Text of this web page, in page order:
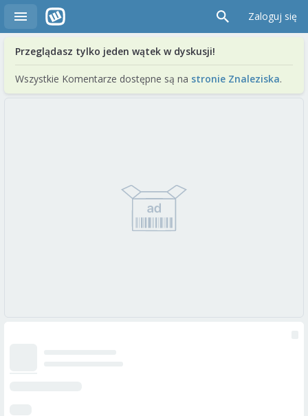
Zaloguj się
Przeglądasz tylko jeden wątek w dyskusji!
Wszystkie Komentarze dostępne są na stronie Znaleziska.